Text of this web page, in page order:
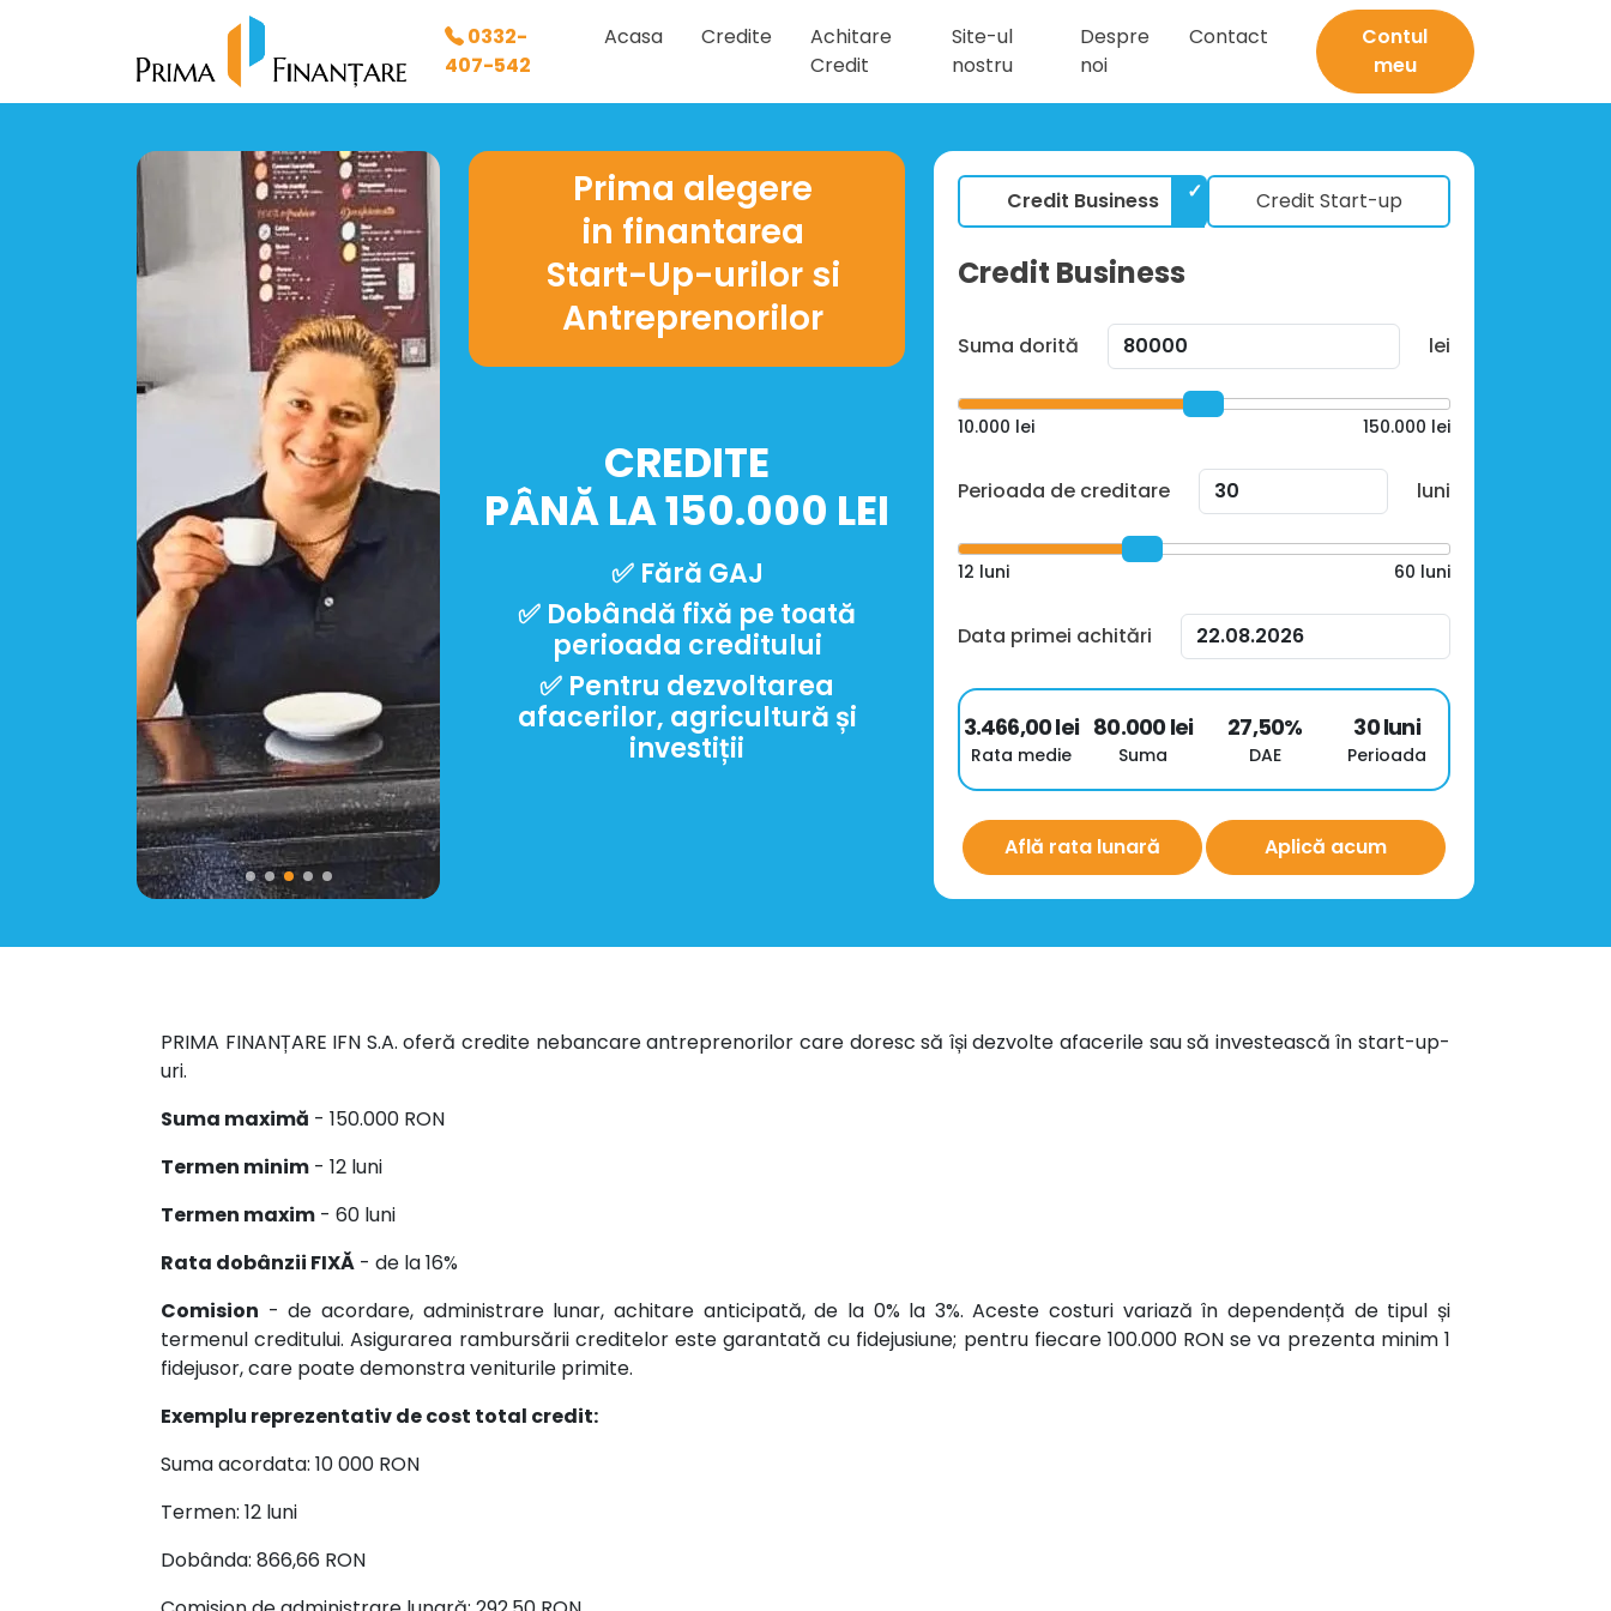
0332-
407-542
Acasa Credite
Achitare
Credit
Site-ul
nostru
Despre
noi
Contact
Contul
meu
Prima alegere
in finantarea
Start-Up-urilor si
Antreprenorilor
CREDITE
PÂNĂ LA 150.000 LEI
✅︎ Fără GAJ
✅︎ Dobândă fixă pe toată
perioada creditului
✅︎ Pentru dezvoltarea
afacerilor, agricultură și
investiții
Credit Business Credit Start-up
Credit Business
Suma dorită lei
10.000 lei 150.000 lei
Perioada de creditare luni
12 luni 60 luni
Data primei achitări
3.466,00lei
Rata medie
80.000lei
Suma
27,50%
DAE
30luni
Perioada
Află rata lunară Aplică acum
PRIMA FINANȚARE IFN S.A. oferă credite nebancare antreprenorilor care doresc să își dezvolte afacerile sau să investească în start-up-
uri.
Suma maximă - 150.000 RON
Termen minim - 12 luni
Termen maxim - 60 luni
Rata dobânzii FIXĂ - de la 16%
Comision - de acordare, administrare lunar, achitare anticipată, de la 0% la 3%. Aceste costuri variază în dependență de tipul și
termenul creditului. Asigurarea rambursării creditelor este garantată cu fidejusiune; pentru fiecare 100.000 RON se va prezenta minim 1
fidejusor, care poate demonstra veniturile primite.
Exemplu reprezentativ de cost total credit:
Suma acordata: 10 000 RON
Termen: 12 luni
Dobânda: 866,66 RON